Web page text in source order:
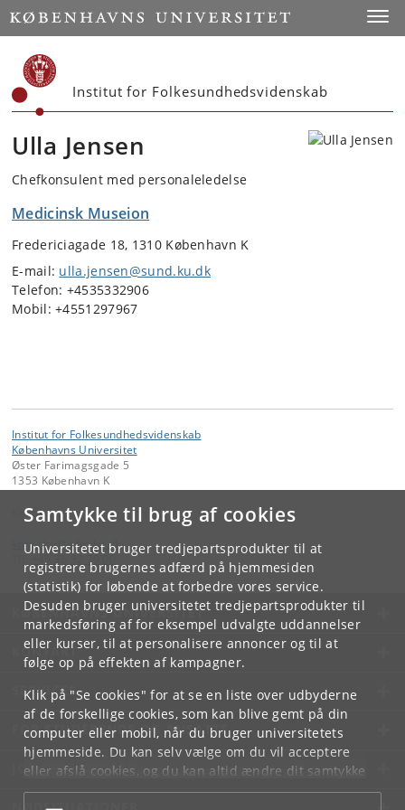
Samtykke til brug af cookies
Universitetet bruger tredjepartsprodukter til at
registrere brugernes adfærd på hjemmesiden
(statistik) for løbende at forbedre vores service.
Desuden bruger universitetet tredjepartsprodukter til
markedsføring af for eksempel udvalgte uddannelser
eller kurser, til at personalisere annoncer og til at
følge op på effekten af kampagner.
Klik på "Se cookies" for at se en liste over udbyderne
af de forskellige cookies, som kan blive gemt på din
computer eller mobil, når du bruger universitetets
hjemmeside. Du kan selv vælge om du vil acceptere
eller afslå cookies, og du kan altid ændre dit samtykke
underCookie- og privatlivspolitiksom du finder i
Start
Institut for Folkesundhedsvidenskab
Ulla Jensen
Chefkonsulent med personaleledelse
Medicinsk Museion
Fredericiagade 18, 1310 København K
E-mail: ulla.jensen@sund.ku.dk
Telefon: +4535332906
Mobil: +4551297967
Institut for Folkesundhedsvidenskab
Københavns Universitet
Øster Farimagsgade 5
1353 København K
Kontakt:
kom-ifsv@adm.ku dk
KØBENHAVNS UNIVERSITET
KONTAKT
SERVICES
FOR STUDERENDE OG ANSATTE
JOB OG KARRIERE